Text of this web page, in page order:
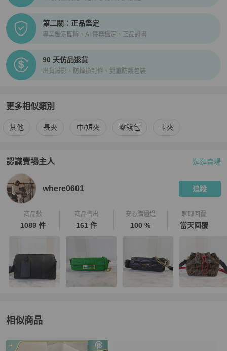
第二關：正品鑑定
專業鑑定團隊、AI 儀器鑑定、正品證書
90 天仿品退貨
出貨錄影、防掉換封條、雙重防護包裝
更多相似類別
更多Montblanc男士錢包 / 小皮件 相似商品推薦
其他 長夾 中/短夾 零錢包 卡夾
認識賣場主人
PopChill 拍拍圈嚴選賣家
逛逛賣場
where0601 追蹤
商品數
1089 件
商品售出
161 件
安心購通過
100 %
聊聊回覆
當天回覆
相似商品
更多相似Montblanc男士錢包 / 小皮件